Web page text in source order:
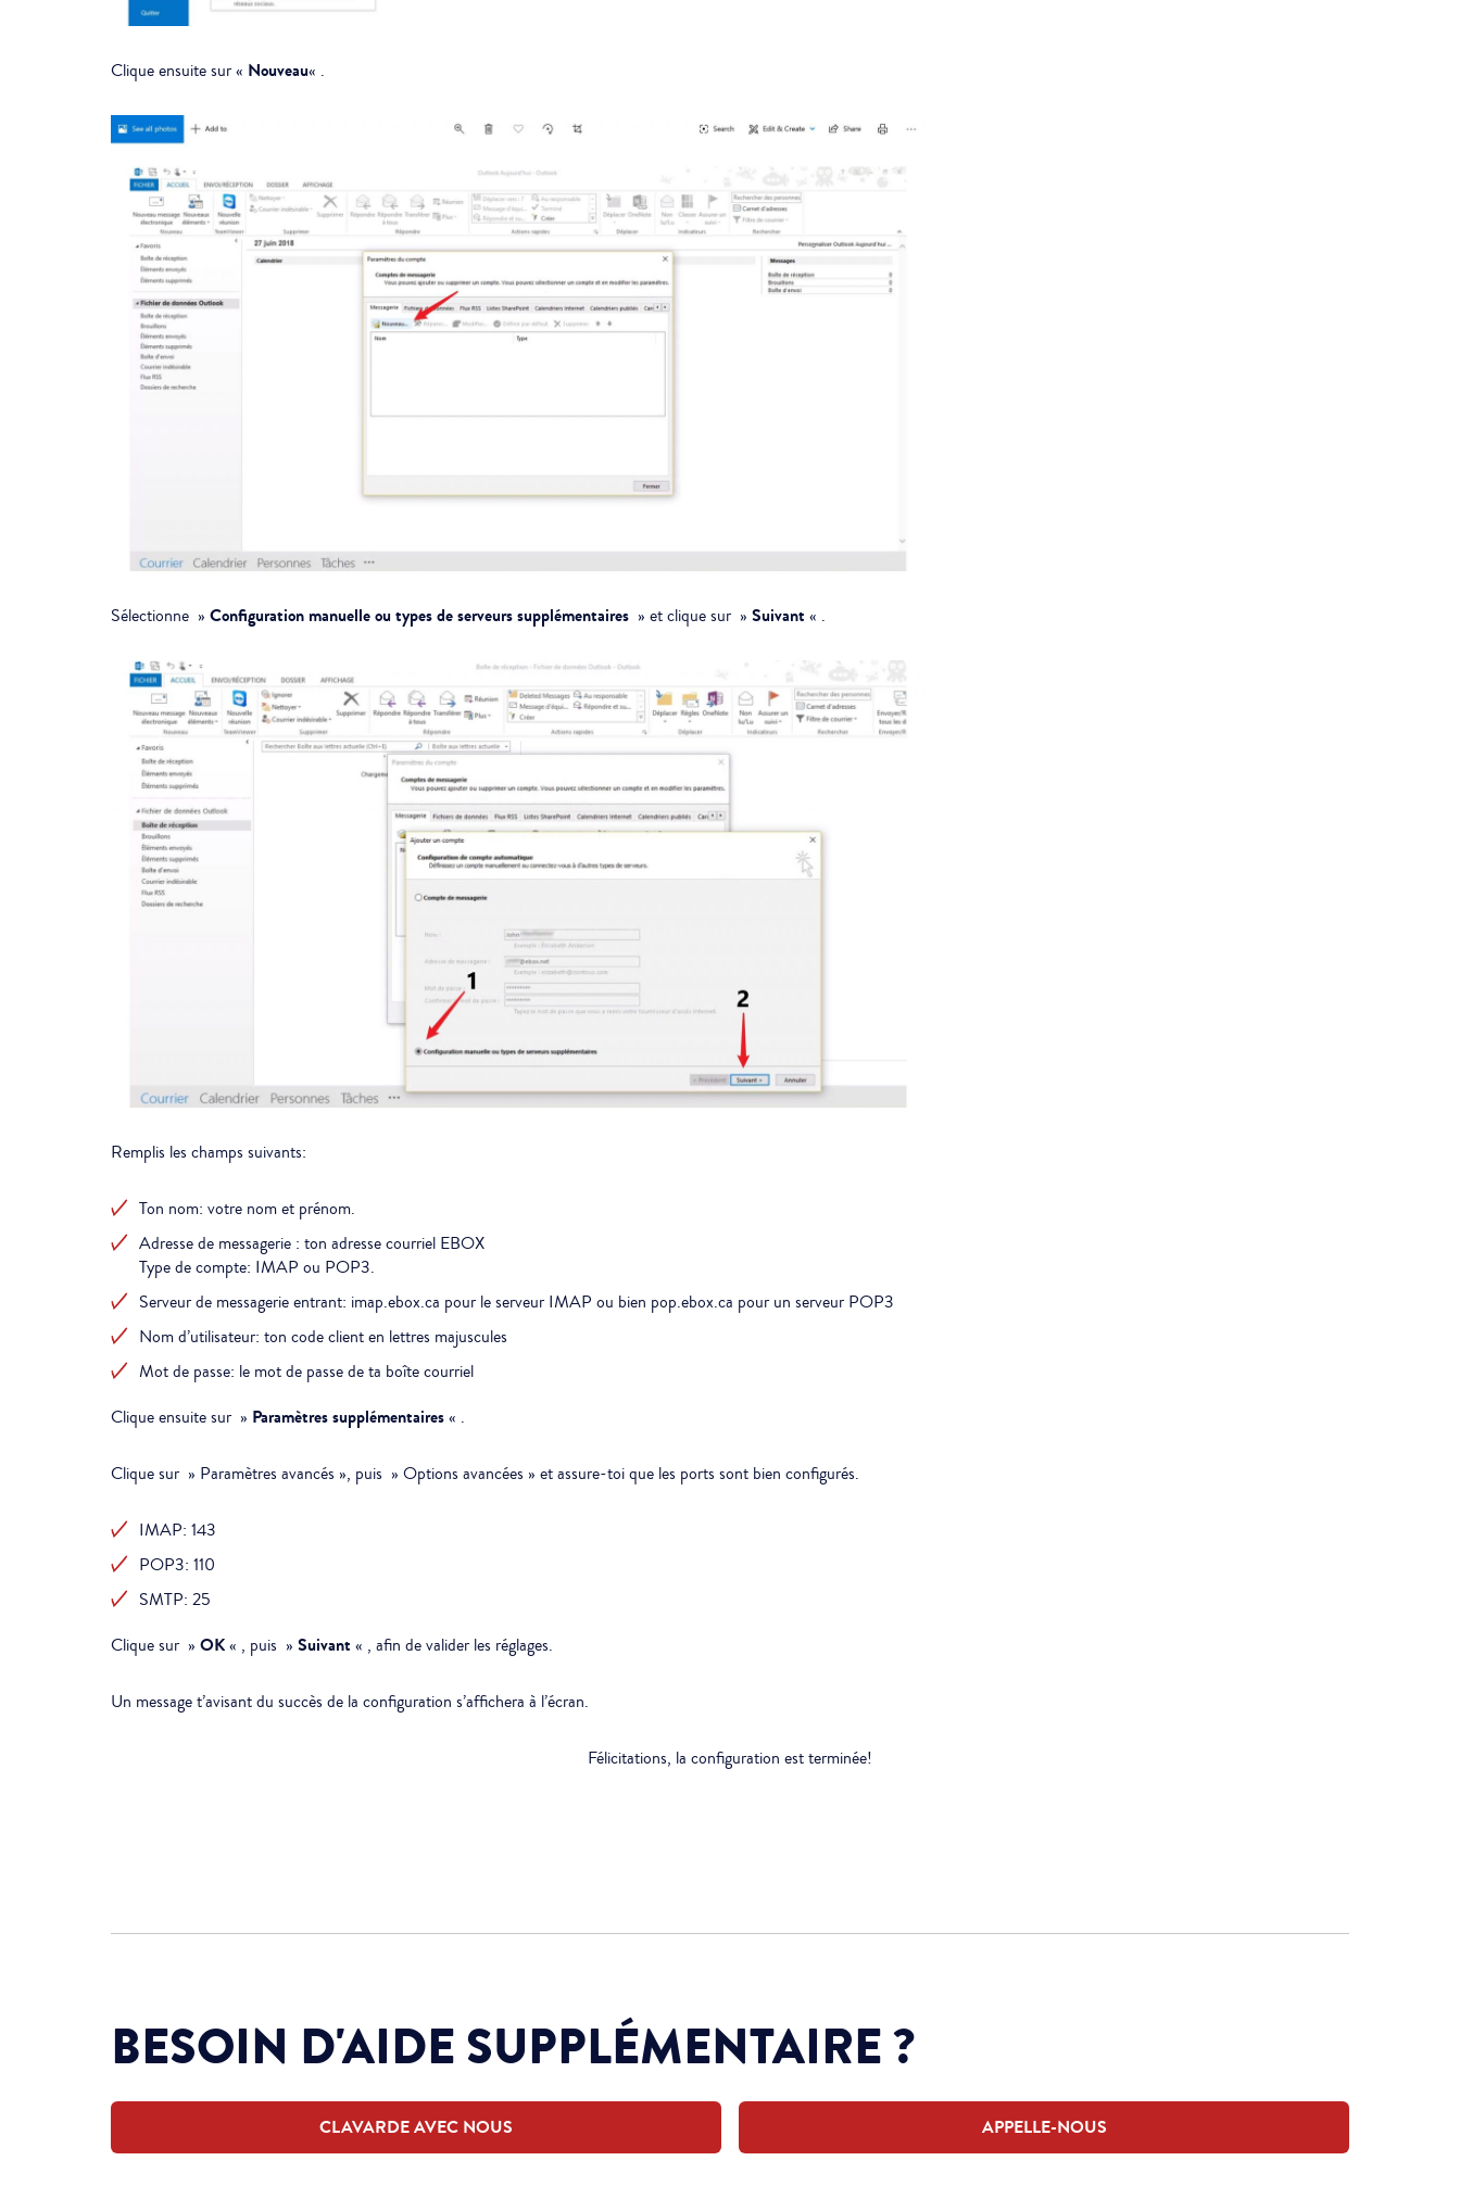
Clique ensuite sur « Nouveau« .
Sélectionne » Configuration manuelle ou types de serveurs supplémentaires » et clique sur » Suivant « .
Remplis les champs suivants:
Ton nom: votre nom et prénom.
Adresse de messagerie : ton adresse courriel EBOX
Type de compte: IMAP ou POP3.
Serveur de messagerie entrant: imap.ebox.ca pour le serveur IMAP ou bien pop.ebox.ca pour un serveur POP3
Nom d’utilisateur: ton code client en lettres majuscules
Mot de passe: le mot de passe de ta boîte courriel
Clique ensuite sur » Paramètres supplémentaires« .
Clique sur » Paramètres avancés », puis » Options avancées » et assure-toi que les ports sont bien configurés.
IMAP: 143
POP3: 110
SMTP: 25
Clique sur » OK« , puis » Suivant « , afin de valider les réglages.
Un message t’avisant du succès de la configuration s’affichera à l’écran.
Félicitations, la configuration est terminée!
BESOIN D'AIDE SUPPLÉMENTAIRE ?
CLAVARDE AVEC NOUS APPELLE-NOUS